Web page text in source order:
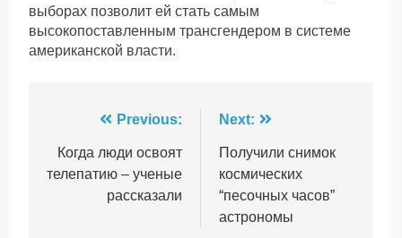
выборах позволит ей стать самым
высокопоставленным трансгендером в системе
американской власти.
Навігація
записів
Previous:
Когда люди освоят
телепатию – ученые
рассказали
Next:
Получили снимок
космических
“песочных часов”
астрономы